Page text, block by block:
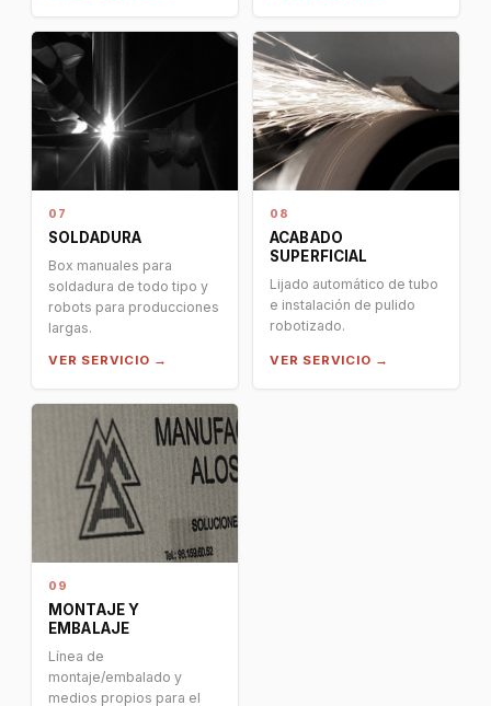
07
SOLDADURA
Box manuales para
soldadura de todo tipo y
robots para producciones
largas.
VER SERVICIO →
08
ACABADO
SUPERFICIAL
Lijado automático de tubo
e instalación de pulido
robotizado.
VER SERVICIO →
09
MONTAJE Y
EMBALAJE
Línea de
montaje/embalado y
medios propios para el